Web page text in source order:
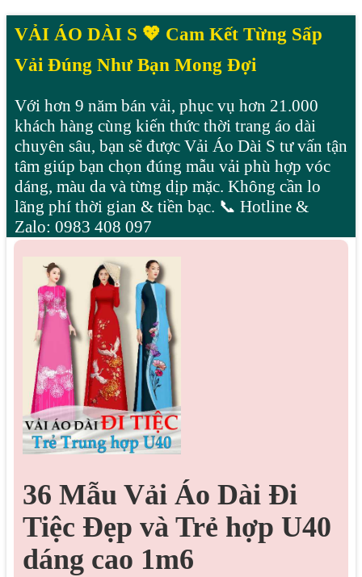
VẢI ÁO DÀI S 💖 Cam Kết Từng Sấp
Vải Đúng Như Bạn Mong Đợi
Với hơn 9 năm bán vải, phục vụ hơn 21.000
khách hàng cùng kiến thức thời trang áo dài
chuyên sâu, bạn sẽ được Vải Áo Dài S tư vấn tận
tâm giúp bạn chọn đúng mẫu vải phù hợp vóc
dáng, màu da và từng dịp mặc. Không cần lo
lãng phí thời gian & tiền bạc. 📞 Hotline &
Zalo: 0983 408 097
36 Mẫu Vải Áo Dài Đi
Tiệc Đẹp và Trẻ hợp U40
dáng cao 1m6